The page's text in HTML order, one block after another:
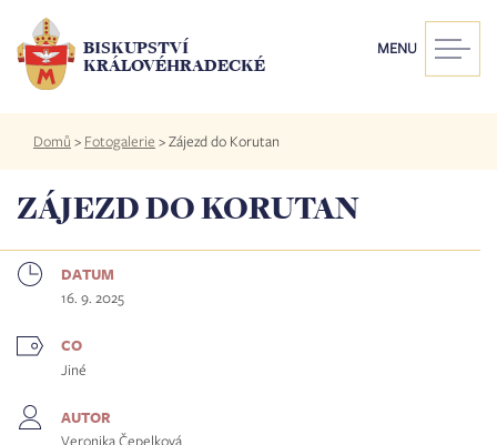
hlavnímu
obsahu
BISKUPSTVÍ
KRÁLOVÉHRADECKÉ
MENU
Drobečková
navigace
Domů > Fotogalerie >Zájezd do Korutan
ZÁJEZD DO KORUTAN
DATUM
16. 9. 2025
CO
Jiné
AUTOR
Veronika Čepelková